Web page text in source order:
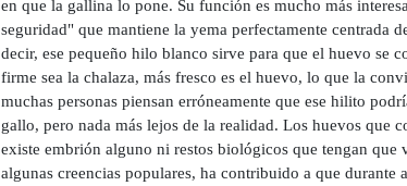
en que la gallina lo pone. Su función es mucho más
seguridad" que mantiene la yema perfectamente centrada
decir, ese pequeño hilo blanco sirve para que el huevo se
firme sea la chalaza, más fresco es el huevo, lo que la
muchas personas piensan erróneamente que ese hilito
gallo, pero nada más lejos de la realidad. Los huevos que
existe embrión alguno ni restos biológicos que tengan
algunas creencias populares, ha contribuido a que durante